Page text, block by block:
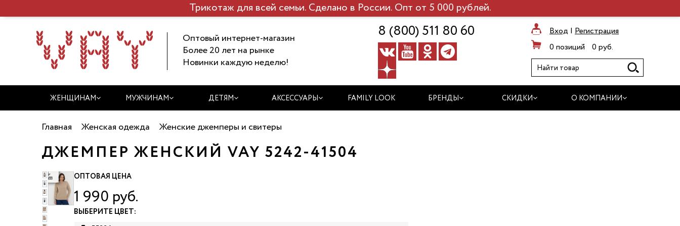
Трикотаж для всей семьи. Сделано в России. Опт от 5 000 рублей.
Оптовый интернет-магазин
Более 20 лет на рынке
Новинки каждую неделю!
8 (800) 511 80 60 Вход
Регистрация
0 позиций
0 руб.
ЖЕНЩИНАМ МУЖЧИНАМ ДЕТЯМ АКСЕССУАРЫ FAMILY LOOK БРЕНДЫ СКИДКИ О КОМПАНИИ
Главная Женская одежда Женские джемперы и свитеры
ДЖЕМПЕР ЖЕНСКИЙ VAY 5242-41504
ОПТОВАЯ ЦЕНА
1 990 руб.
ВЫБЕРИТЕ ЦВЕТ: